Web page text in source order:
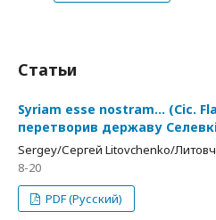
Статьи
Syriam esse nostram… (Cic.
перетворив державу
Sergey/Сергей Litovchenko/
8-20
PDF (Русский)